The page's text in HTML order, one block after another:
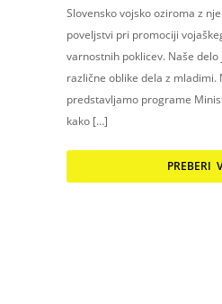
Slovensko vojsko oziroma z
poveljstvi pri promociji
varnostnih poklicev. Naše
različne oblike dela z mladimi.
predstavljamo programe
kako […]
PREBERI